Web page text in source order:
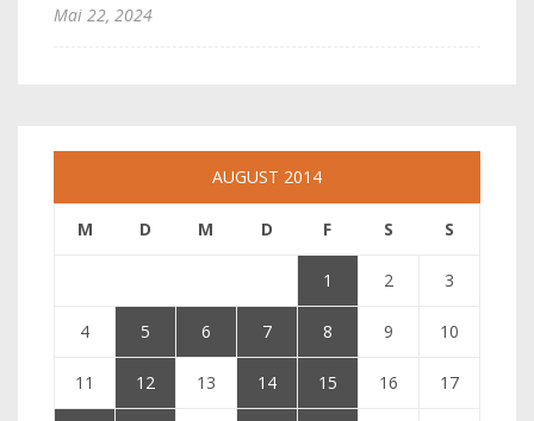
Mai 22, 2024
AUGUST 2014
M D M D F S S
1 2 3
4 5 6 7 8 9 10
11 12 13 14 15 16 17